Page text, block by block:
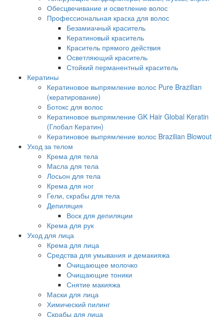
Обесцвечивание и осветление волос
Профессиональная краска для волос
Безамиачный краситель
Кератиновый краситель
Краситель прямого действия
Осветляющий краситель
Стойкий перманентный краситель
Кератины
Кератиновое выпрямление волос Pure Brazilian
(кератирование)
Ботокс для волос
Кератиновое выпрямление GK Hair Global Keratin
(Глобал Кератин)
Кератиновое выпрямление волос Brazilian Blowout
Уход за телом
Крема для тела
Масла для тела
Лосьон для тела
Крема для ног
Гели, скрабы для тела
Депиляция
Воск для депиляции
Крема для рук
Уход для лица
Крема для лица
Средства для умывания и демакияжа
Очищающее молочко
Очищающие тоники
Снятие макияжа
Маски для лица
Химический пилинг
Скрабы для лица